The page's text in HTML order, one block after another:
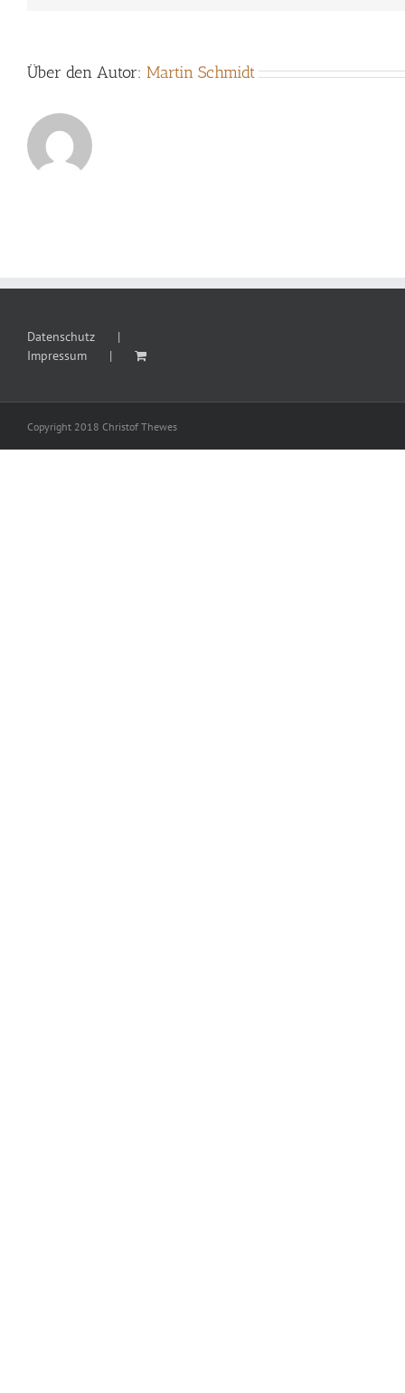
Über den Autor: Martin Schmidt
Datenschutz
Impressum
Copyright 2018 Christof Thewes